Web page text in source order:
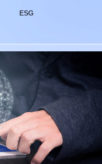
ESG